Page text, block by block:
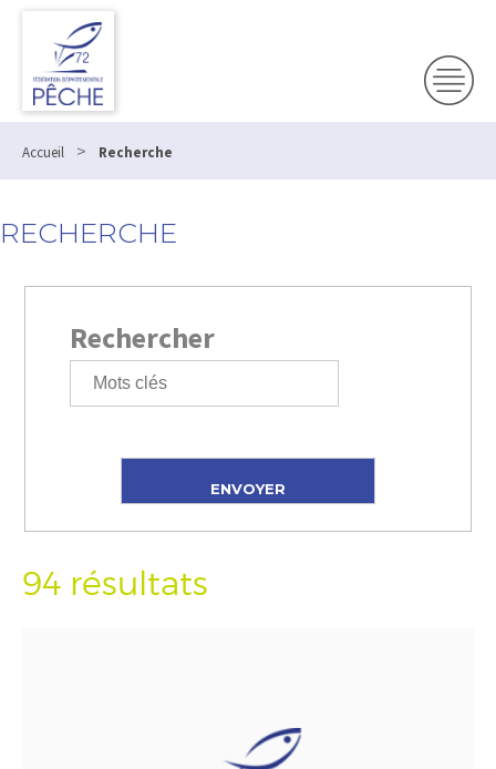
Accueil > Recherche
RECHERCHE
Rechercher
94 résultats